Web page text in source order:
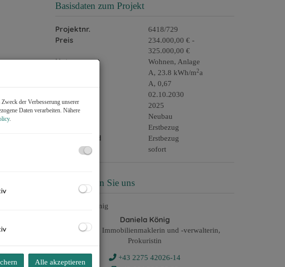
Basisdaten zum Projekt
Projektnr. 6418/729
Preis
234.000,00 € -
325.000,00 €
Nutzungsart Wohnen Anlage
A, 23.8 kWh/m2a
A, 0,67
02.10.2030
Baujahr 2025
Neubau
Erstbezug
Hauszustand Erstbezug
Beziehbar sofort
Kontaktieren Sie uns
Daniela König
beh.konz. Immobilienmaklerin und -verwalterin,
Prokuristin
+43 2275 42026-14
der Verbesserung unserer
Daten verarbeiten. Nähere
.
Alle akzeptieren